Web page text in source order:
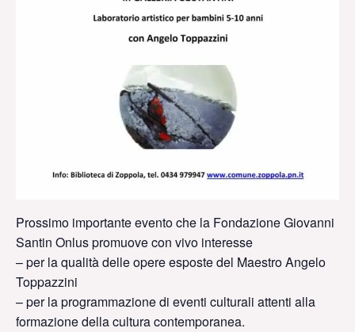
Prossimo importante evento che la Fondazione Giovanni
Santin Onlus promuove con vivo interesse
– per la qualità delle opere esposte del Maestro Angelo
Toppazzini
– per la programmazione di eventi culturali attenti alla
formazione della cultura contemporanea.